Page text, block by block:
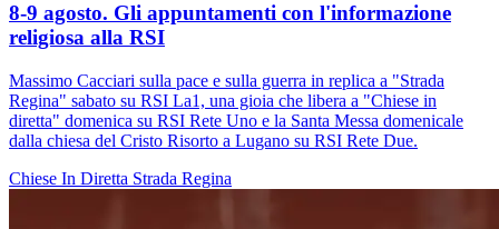
8-9 agosto. Gli appuntamenti con l'informazione
religiosa alla RSI
Massimo Cacciari sulla pace e sulla guerra in replica a "Strada
Regina" sabato su RSI La1, una gioia che libera a "Chiese in
diretta" domenica su RSI Rete Uno e la Santa Messa domenicale
dalla chiesa del Cristo Risorto a Lugano su RSI Rete Due.
Chiese In Diretta Strada Regina